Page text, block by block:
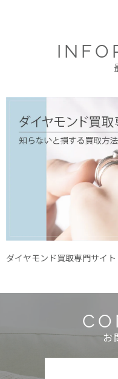
ダイヤモンド買取専門サイト
お